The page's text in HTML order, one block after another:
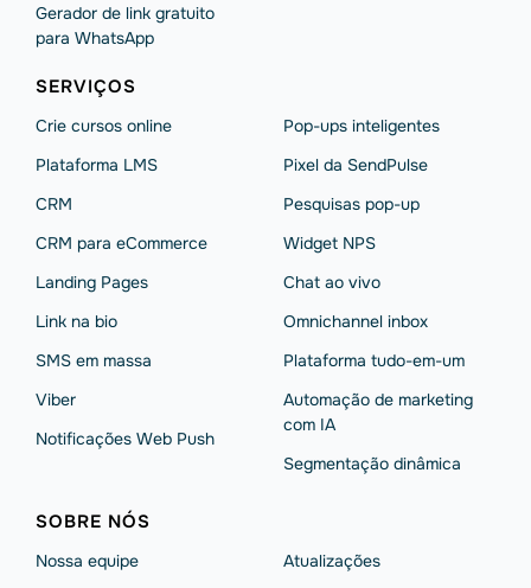
Gerador de link gratuito
para WhatsApp
SERVIÇOS
Crie cursos online
Plataforma LMS
CRM
CRM para eCommerce
Landing Pages
Link na bio
SMS em massa
Viber
Notificações Web Push
Pop-ups inteligentes
Pixel da SendPulse
Pesquisas pop-up
Widget NPS
Chat ao vivo
Omnichannel inbox
Plataforma tudo-em-um
Automação de marketing
com IA
Segmentação dinâmica
SOBRE NÓS
Nossa equipe
Atualizações